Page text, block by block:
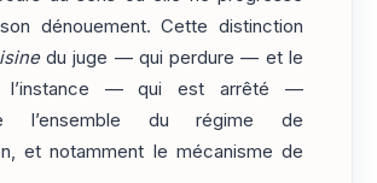
dénouement. Cette distinction
du juge — qui perdure — et le
— qui est arrêté —
l’ensemble du régime de
et notamment le mécanisme de